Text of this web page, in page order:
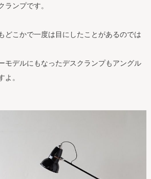
ランプです。
どこかで一度は目にしたことがあるのでは
モデルにもなったデスクランプもアングル
。